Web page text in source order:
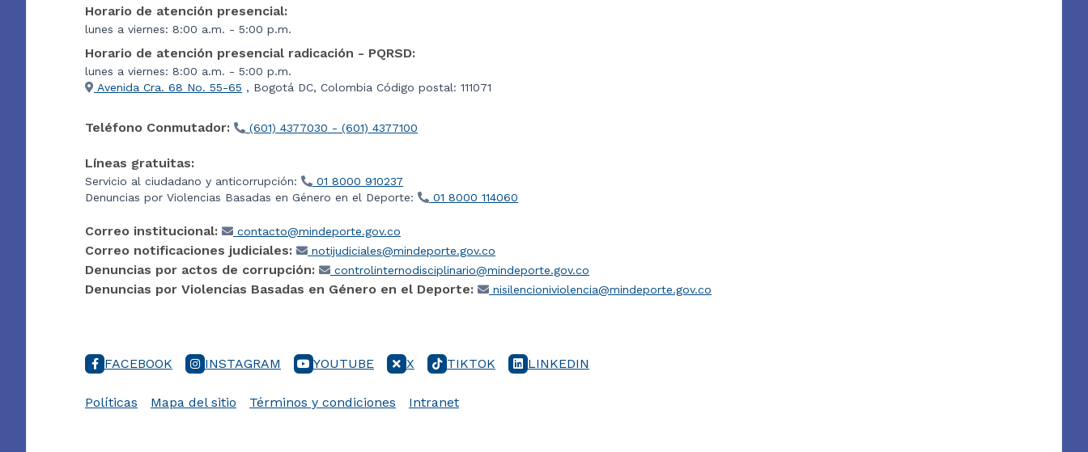
Horario de atención presencial:
lunes a viernes: 8:00 a.m. - 5:00 p.m.
Horario de atención presencial radicación - PQRSD:
lunes a viernes: 8:00 a.m. - 5:00 p.m.
Avenida Cra. 68 No. 55-65 , Bogotá DC, Colombia Código postal: 111071
Teléfono Conmutador: (601) 4377030 - (601) 4377100
Líneas gratuitas:
Servicio al ciudadano y anticorrupción:
01 8000 910237
Denuncias por Violencias Basadas en Género en el Deporte:
01 8000 114060
Correo institucional: contacto@mindeporte.gov.co
Correo notificaciones judiciales: notijudiciales@mindeporte.gov.co
Denuncias por actos de corrupción: controlinternodisciplinario@mindeporte.gov.co
Denuncias por Violencias Basadas en Género en el Deporte: nisilencioniviolencia@mindeporte.gov.co
FACEBOOK INSTAGRAM YOUTUBE X TIKTOK LINKEDIN
Políticas Mapa del sitio Términos y condiciones Intranet